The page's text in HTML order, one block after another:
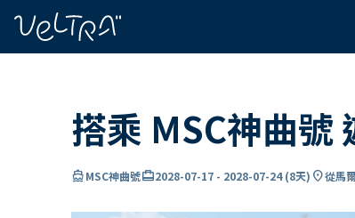
搭乘 MSC神曲號
directions_boatMSC神曲號card_travel2028-07-17 - 2028-07-24(8天) location_on從馬